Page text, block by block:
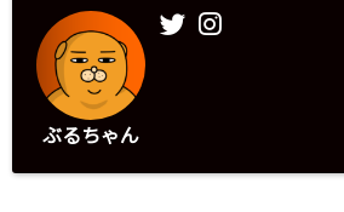
ぶるちゃん